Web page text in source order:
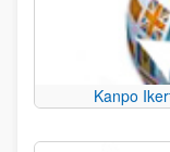
Kanpo